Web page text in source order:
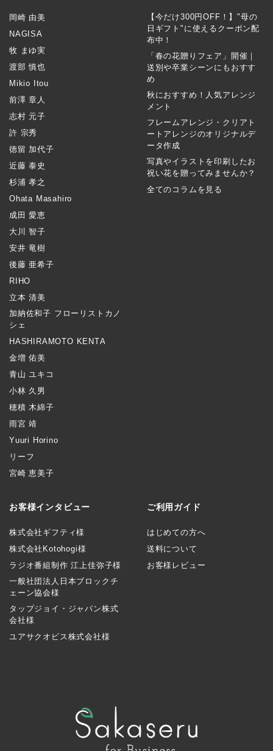
岡崎 由美
NAGISA
牧 まゆ実
渡部 慎也
Mikio Itou
前澤 章人
志村 元子
許 宗秀
徳留 加代子
近藤 泰史
杉浦 孝之
Ohata Masahiro
成田 愛恵
大川 智子
安井 竜樹
後藤 亜希子
RIHO
立本 清美
加納佐和子 フローリストカノ
シェ
HASHIRAMOTO KENTA
金増 佑美
青山 ユキコ
小林 久男
穂積 木綿子
雨宮 靖
Yuuri Horino
リーフ
宮崎 恵美子
【今だけ300円OFF！】"母の
日ギフト"に使えるクーポン配
布中！
「春の花贈りフェア」開催｜
送別や卒業シーンにもおすす
め
秋におすすめ！人気アレンジ
メント
フレームアレンジ・クリアト
ートアレンジのオリジナルデ
ータ作成
写真やイラストを印刷したお
祝い花を贈ってみませんか？
全てのコラムを見る
お客様インタビュー
株式会社ギフティ様
株式会社Kotohogi様
ラジオ番組制作 江上佳弥子様
一般社団法人日本ブロックチ
ェーン協会様
タップジョイ・ジャパン株式
会社様
ユアサクオビス株式会社様
ご利用ガイド
はじめての方へ
送料について
お客様レビュー